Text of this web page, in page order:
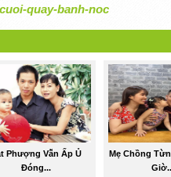
quay-banh-noc
Phượng Vẫn Ấp Ủ
Đóng...
Mẹ Chồng